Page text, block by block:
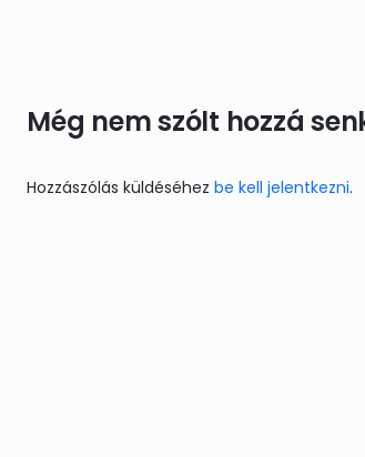
Még nem szólt hozzá
Hozzászólás küldéséhez be kell jelentkezni.